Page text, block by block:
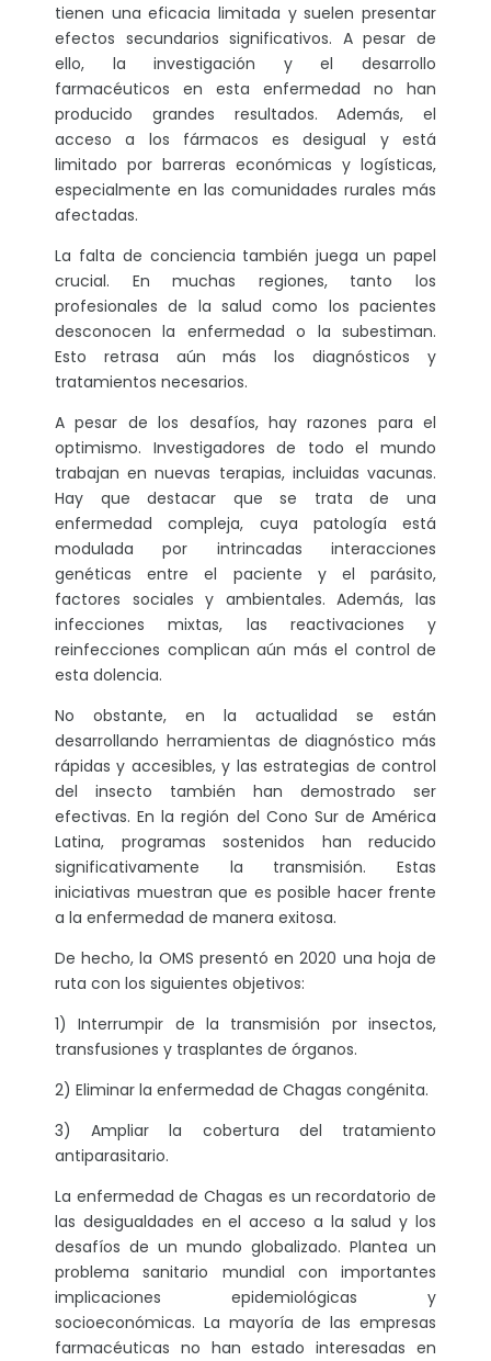
tienen una eficacia limitada y suelen presentar
efectos secundarios significativos. A pesar de
ello, la investigación y el desarrollo
farmacéuticos en esta enfermedad no han
producido grandes resultados. Además, el
acceso a los fármacos es desigual y está
limitado por barreras económicas y logísticas,
especialmente en las comunidades rurales más
afectadas.
La falta de conciencia también juega un papel
crucial. En muchas regiones, tanto los
profesionales de la salud como los pacientes
desconocen la enfermedad o la subestiman.
Esto retrasa aún más los diagnósticos y
tratamientos necesarios.
A pesar de los desafíos, hay razones para el
optimismo. Investigadores de todo el mundo
trabajan en nuevas terapias, incluidas vacunas.
Hay que destacar que se trata de una
enfermedad compleja, cuya patología está
modulada por intrincadas interacciones
genéticas entre el paciente y el parásito,
factores sociales y ambientales. Además, las
infecciones mixtas, las reactivaciones y
reinfecciones complican aún más el control de
esta dolencia.
No obstante, en la actualidad se están
desarrollando herramientas de diagnóstico más
rápidas y accesibles, y las estrategias de control
del insecto también han demostrado ser
efectivas. En la región del Cono Sur de América
Latina, programas sostenidos han reducido
significativamente la transmisión. Estas
iniciativas muestran que es posible hacer frente
a la enfermedad de manera exitosa.
De hecho, la OMS presentó en 2020 una hoja de
ruta con los siguientes objetivos:
1) Interrumpir de la transmisión por insectos,
transfusiones y trasplantes de órganos.
2) Eliminar la enfermedad de Chagas congénita.
3) Ampliar la cobertura del tratamiento
antiparasitario.
La enfermedad de Chagas es un recordatorio de
las desigualdades en el acceso a la salud y los
desafíos de un mundo globalizado. Plantea un
problema sanitario mundial con importantes
implicaciones epidemiológicas y
socioeconómicas. La mayoría de las empresas
farmacéuticas no han estado interesadas en